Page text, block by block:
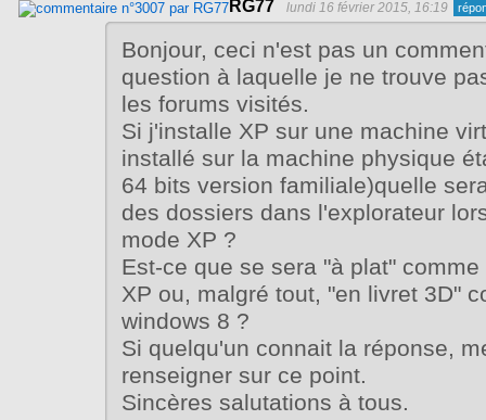
RG77 lundi 16 février 2015, 16:19
Bonjour, ceci n'est pas un
question à laquelle je ne trouve
les forums visités.
Si j'installe XP sur une machine
installé sur la machine physique
64 bits version familiale)quelle
des dossiers dans l'explorateur
mode XP ?
Est-ce que se sera "à plat"
XP ou, malgré tout, "en livret 3D"
windows 8 ?
Si quelqu'un connait la réponse,
renseigner sur ce point.
Sincères salutations à tous.